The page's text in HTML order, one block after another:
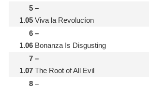
5
1.05
–
Viva la Revolucíon
6
1.06
–
Bonanza Is Disgusting
7
1.07
–
The Root of All Evil
8 –